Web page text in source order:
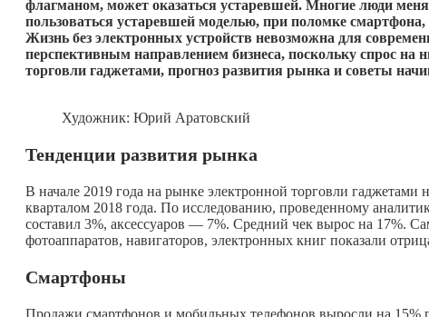
флагманом, может оказаться устаревшей. Многие люди
пользоваться устаревшей моделью, при поломке
Жизнь без электронных устройств невозможна для
перспективным направлением бизнеса, поскольку спрос на
торговли гаджетами, прогноз развития рынка и советы
Художник: Юрий Аратовский
Тенденции развития рынка
В начале 2019 года на рынке электронной торговли
кварталом 2018 года. По исследованию, проведенному
составил 3%, аксессуаров — 7%. Средний чек вырос на 17%.
фотоаппаратов, навигаторов, электронных книг показали
Смартфоны
Продажи смартфонов и мобильных телефонов выросли на